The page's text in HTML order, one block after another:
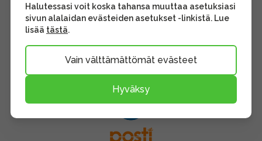
Halutessasi voit koska tahansa muuttaa asetuksiasi
sivun alalaidan evästeiden asetukset -linkistä. Lue
lisää tästä.
Vain välttämättömät evästeet
Hyväksy